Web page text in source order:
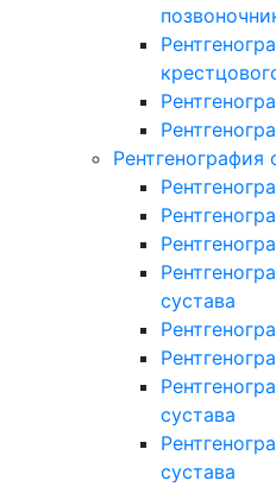
Рентгенография
сустава
сустава
сустава